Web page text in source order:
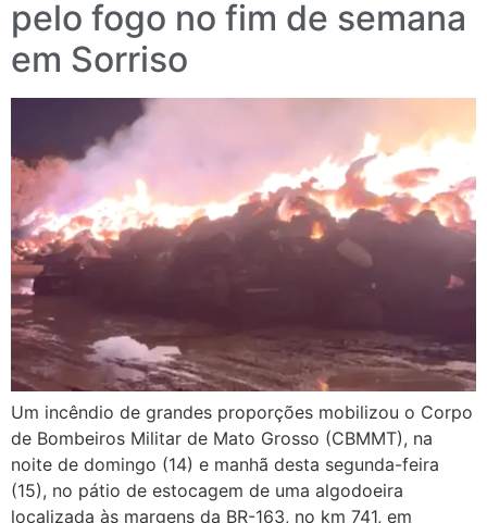
pelo fogo no fim de semana
em Sorriso
Um incêndio de grandes proporções mobilizou o Corpo
de Bombeiros Militar de Mato Grosso (CBMMT), na
noite de domingo (14) e manhã desta segunda-feira
(15), no pátio de estocagem de uma algodoeira
localizada às margens da BR-163, no km 741, em